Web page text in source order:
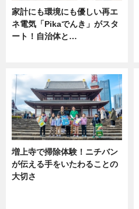
家計にも環境にも優しい再エ
ネ電気「Pikaでんき」がスタ
ート！自治体と…
増上寺で掃除体験！ニチバン
が伝える手をいたわることの
大切さ